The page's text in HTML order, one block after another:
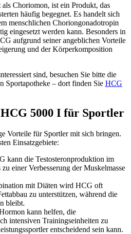
Choriomon, ist ein Produkt, das
häufig begegnet. Es handelt sich
menschlichen Choriongonadotropin
eingesetzt werden kann. Besonders in
aufgrund seiner angeblichen Vorteile
und der Körperkomposition
sind, besuchen Sie bitte die
Sportapotheke – dort finden Sie HCG
5000 I für Sportler
Vorteile für Sportler mit sich bringen.
Einsatzgebiete:
kann die Testosteronproduktion im
einer Verbesserung der Muskelmasse
mit Diäten wird HCG oft
zu unterstützen, während die
bleibt.
kann helfen, die
intensiven Trainingseinheiten zu
entscheidend sein kann.